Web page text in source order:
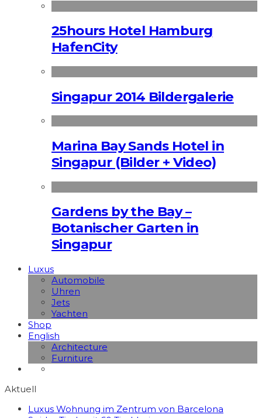
25hours Hotel Hamburg
HafenCity
Singapur 2014 Bildergalerie
Marina Bay Sands Hotel in
Singapur (Bilder + Video)
Gardens by the Bay –
Botanischer Garten in
Singapur
Luxus
Automobile
Uhren
Jets
Yachten
Shop
English
Architecture
Furniture
Aktuell
Luxus Wohnung im Zentrum von Barcelona